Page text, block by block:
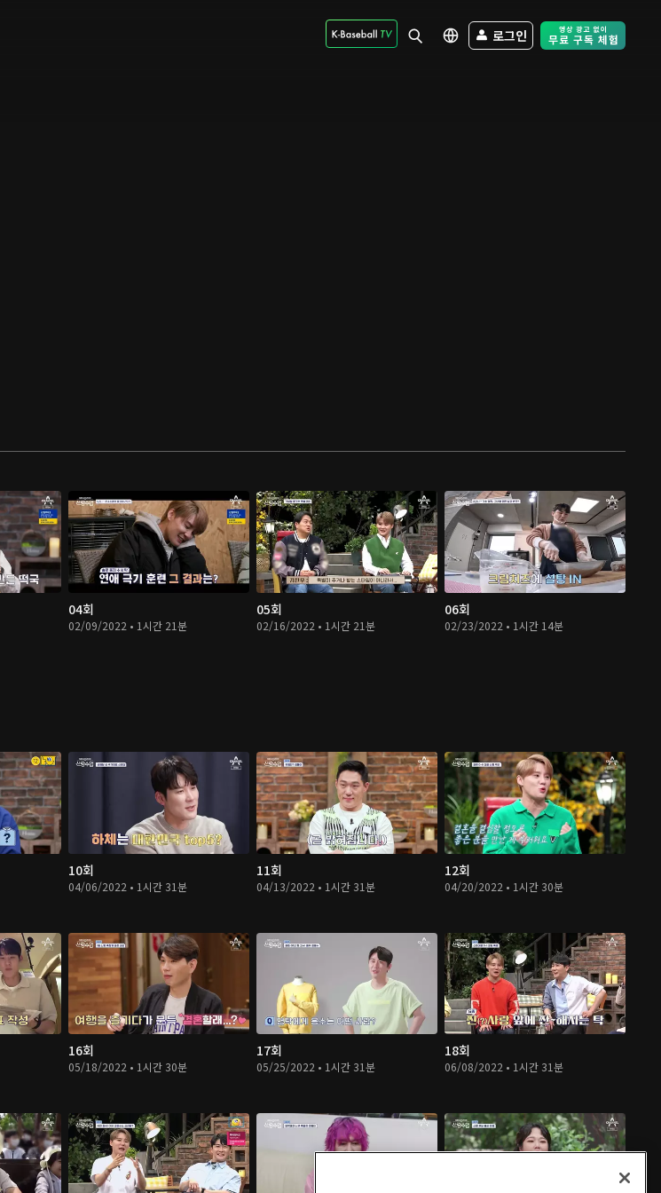
로그인 Free Trial -
04회
02/09/2022 • 1시간 21분
05회
02/16/2022 • 1시간 21분
06회
02/23/2022 • 1시간 14분
10회
04/06/2022 • 1시간 31분
11회
04/13/2022 • 1시간 31분
12회
04/20/2022 • 1시간 30분
16회
05/18/2022 • 1시간 30분
17회
05/25/2022 • 1시간 31분
18회
06/08/2022 • 1시간 31분